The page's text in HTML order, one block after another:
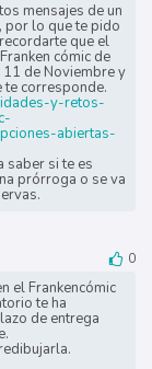
mensajes de un
por lo que te pido
que el
cómic de
de Noviembre y
te corresponde.
y-retos-
abiertas-
saber si te es
prórroga o se va
0
el Frankencómic
te ha
de entrega